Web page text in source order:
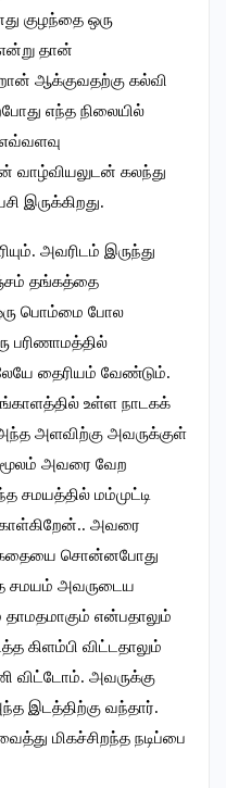
குழந்தை ஒரு
தான்
ஆக்குவதற்கு கல்வி
எந்த நிலையில்
வாழ்வியலுடன் கலந்து
இருக்கிறது.
அவரிடம் இருந்து
தங்கத்தை
பொம்மை போல
பரிணாமத்தில்
தைரியம் வேண்டும்.
உள்ள நாடகக்
அளவிற்கு அவருக்குள்
மூலம் அவரை வேற
சமயத்தில் மம்முட்டி
அவரை
கதையை சொன்னபோது
சமயம் அவருடைய
என்பதாலும்
கிளம்பி விட்டதாலும்
விட்டோம். அவருக்கு
இடத்திற்கு வந்தார்.
மிகச்சிறந்த நடிப்பை